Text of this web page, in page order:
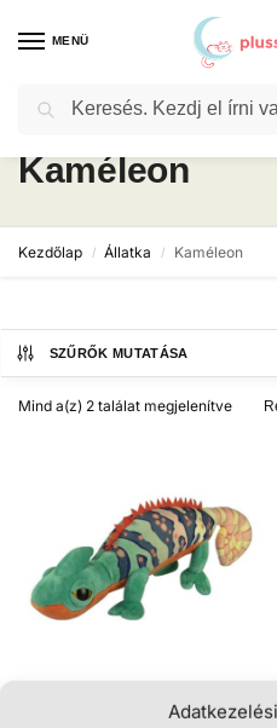
MENÜ
Kaméleon
Kezdőlap / Állatka / Kaméleon
SZŰRŐK MUTATÁSA
Mind a(z) 2 találat megjelenítve
Átölelhető, plüss kaméleon, 40